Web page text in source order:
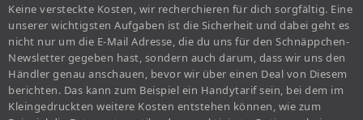
Keine versteckte Kosten, wir recherchieren für dich sorgfältig. Eine
unserer wichtigsten Aufgaben ist die Sicherheit und dabei geht es
nicht nur um die E-Mail Adresse, die du uns für den Schnäppchen-
Newsletter gegeben hast, sondern auch darum, dass wir uns den
Händler genau anschauen, bevor wir über einen Deal von Diesem
berichten. Das kann zum Beispiel ein Handytarif sein, bei dem im
Kleingedruckten weitere Kosten entstehen können, wie zum